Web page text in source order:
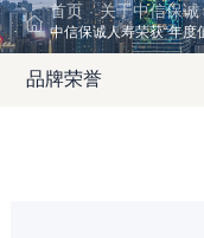
首页 · 关于中信保诚
中信保诚人寿荣获“年度
品牌荣誉